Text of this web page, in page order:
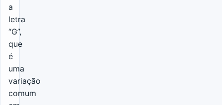
a
letra
“G”,
que
é
uma
variação
comum